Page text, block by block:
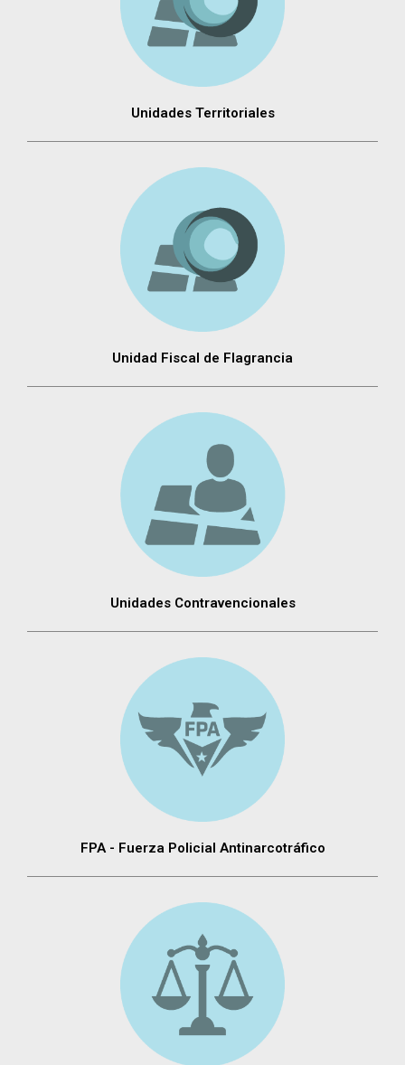
Unidades Territoriales
Unidad Fiscal de Flagrancia
Unidades Contravencionales
FPA - Fuerza Policial Antinarcotráfico